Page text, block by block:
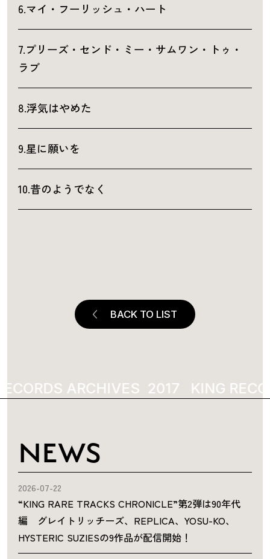
6.マイ・フーリッシュ・ハート
7.プリーズ・センド・ミー・サムワン・トゥ・
ラブ
8.浮気はやめた
9.星に願いを
10.昔のようでなく
BACK TO LIST
ARCHIVES 2017 KING
NEWS
2026-07-22
“KING RARE TRACKS CHRONICLE”第2弾は90年代
編 グレイトリッチーズ、REPLICA、YOSU-KO、
HYSTERIC SUZIESの9作品が配信開始！